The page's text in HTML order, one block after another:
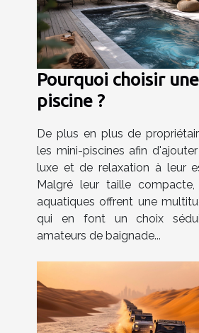
Pourquoi choisir
piscine ?
De plus en plus de
les mini-piscines afin
luxe et de relaxation à leur
Malgré leur taille
aquatiques offrent une
qui en font un choix
amateurs de baignade...